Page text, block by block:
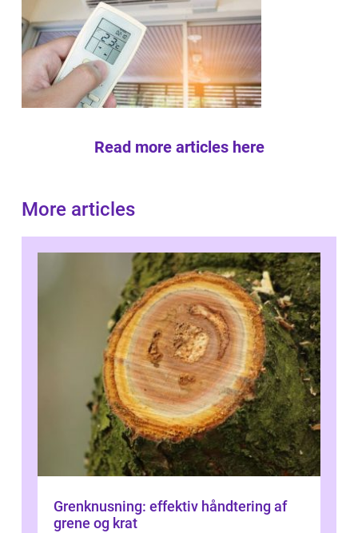
Read more articles here
More articles
Grenknusning: effektiv håndtering af
grene og krat